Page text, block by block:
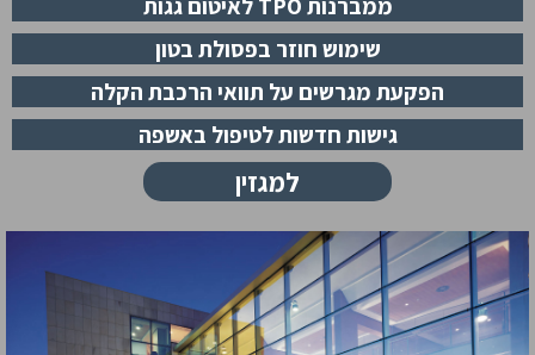
שימוש חוזר בפסולת בטון
הפקעת מגרשים על תוואי הרכבת הקלה
גישות חדשות לטיפול באשפה
למגזין